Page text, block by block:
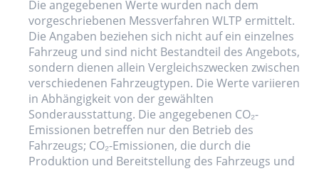
Die angegebenen Werte wurden nach dem
vorgeschriebenen Messverfahren WLTP ermittelt.
Die Angaben beziehen sich nicht auf ein einzelnes
Fahrzeug und sind nicht Bestandteil des Angebots,
sondern dienen allein Vergleichszwecken zwischen
verschiedenen Fahrzeugtypen. Die Werte variieren
in Abhängigkeit von der gewählten
Sonderausstattung. Die angegebenen CO₂-
Emissionen betreffen nur den Betrieb des
Fahrzeugs; CO₂-Emissionen, die durch die
Produktion und Bereitstellung des Fahrzeugs und